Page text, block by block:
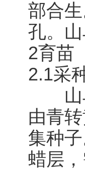
部合
孔。
2育苗
2.1采
山乌
由青
集种
蜡层